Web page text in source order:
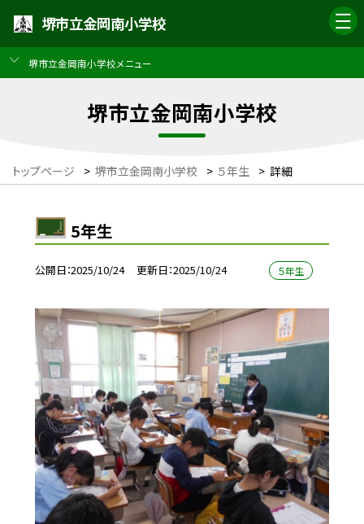
堺市立金岡南小学校
堺市立金岡南小学校メニュー
堺市立金岡南小学校
トップページ > 堺市立金岡南小学校 > ５年生 > 詳細
5年生
公開日 2025/10/24 更新日 2025/10/24 ５年生